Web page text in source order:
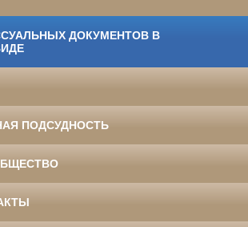
ДОКУМЕНТОВ В
ПОДСУДНОСТЬ